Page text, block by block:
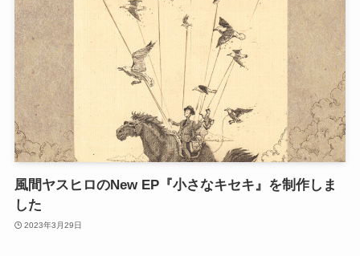
風間ヤスヒロのNew EP『小さなキセキ』を制作しま
した
2023年3月29日